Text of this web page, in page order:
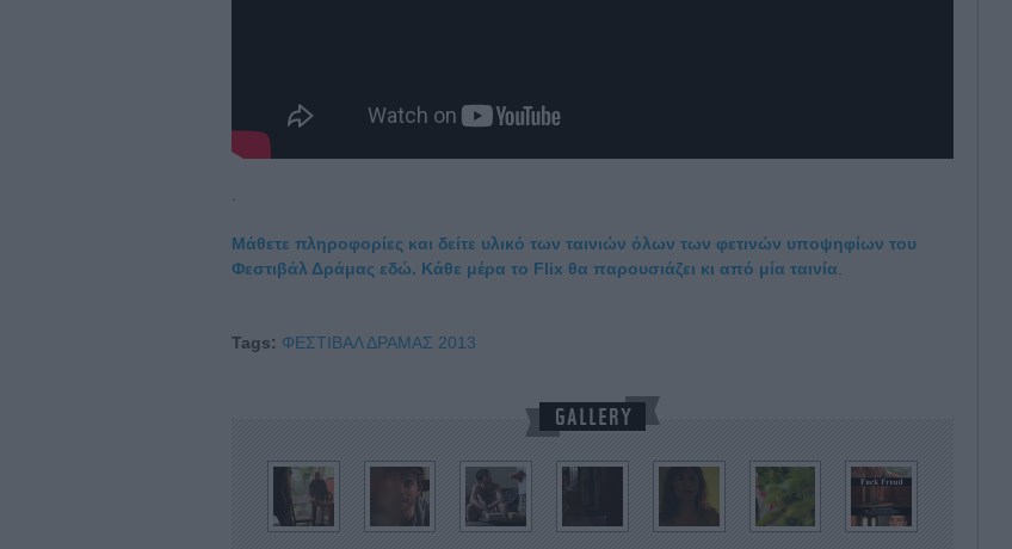
Μάθετε πληροφορίες και δείτε υλικό των ταινιών όλων των φετινών υποψηφίων του
Φεστιβάλ Δράμας εδώ. Κάθε μέρα το Flix θα παρουσιάζει κι από μία ταινία
Tags: ΦΕΣΤΙΒΑΛ ΔΡΑΜΑΣ 2013